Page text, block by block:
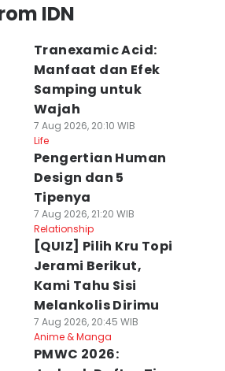
IDN
Tranexamic Acid:
Manfaat dan Efek
Samping untuk
Wajah
7 Aug 2026, 20:10 WIB
Life
Pengertian Human
Design dan 5
Tipenya
7 Aug 2026, 21:20 WIB
Relationship
[QUIZ] Pilih Kru Topi
Jerami Berikut,
Kami Tahu Sisi
Melankolis Dirimu
7 Aug 2026, 20:45 WIB
Anime & Manga
PMWC 2026: